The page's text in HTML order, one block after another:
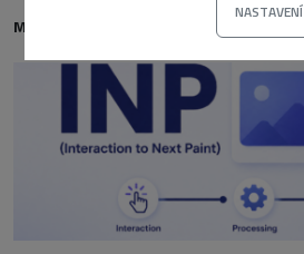
NASTAVENÍ
MOHLO BY VÁS TAKÉ ZAJÍMAT